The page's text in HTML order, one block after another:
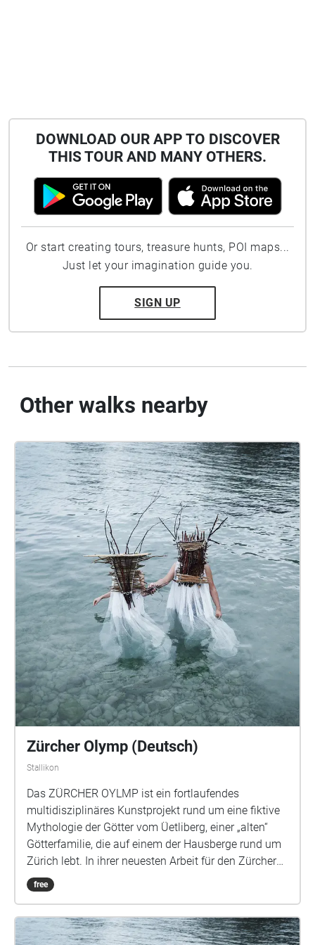
DOWNLOAD OUR APP TO DISCOVER
THIS TOUR AND MANY OTHERS.
Or start creating tours, treasure hunts, POI maps...
Just let your imagination guide you.
SIGN UP
Other walks nearby
Zürcher Olymp (Deutsch)
Stallikon
Das ZÜRCHER OYLMP ist ein fortlaufendes
multidisziplinäres Kunstprojekt rund um eine fiktive
Mythologie der Götter vom Üetliberg, einer „alten“
Götterfamilie, die auf einem der Hausberge rund um
Zürich lebt. In ihrer neuesten Arbeit für den Zürcher
Olymp erforscht Roscha A. Säidow Intimität in der
Klangkunst. Sie kreiert einen immersiven Audiowalk
Zugehörigkeit untersucht. Die Soundwelt des
free